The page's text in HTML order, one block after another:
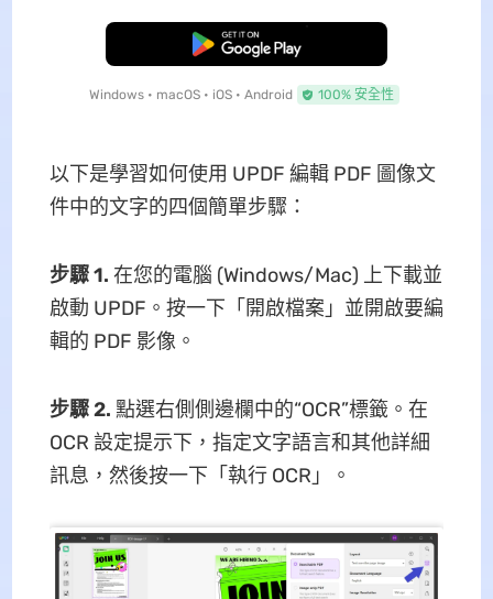
免費下載
Windows • macOS • iOS • Android 100% 安全性
以下是學習如何使用 UPDF 編輯 PDF 圖像文
件中的文字的四個簡單步驟：
步驟 1. 在您的電腦 (Windows/Mac) 上下載並
啟動 UPDF。按一下「開啟檔案」並開啟要編
輯的 PDF 影像。
步驟 2. 點選右側側邊欄中的“OCR”標籤。在
OCR 設定提示下，指定文字語言和其他詳細
訊息，然後按一下「執行 OCR」。